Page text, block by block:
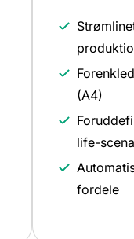
(A4)
life-
fordele